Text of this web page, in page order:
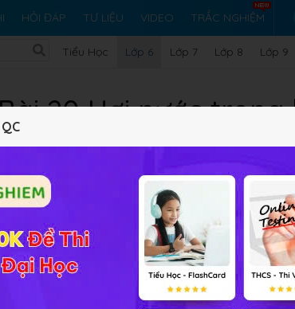
HỎI ĐÁP TƯ LIỆU VIDEO TRẮC NGHIỆM
Tiểu Học Lớp 6 Lớp 7 Lớp 8 Lớp 9
20 Hơi nước trong
QC